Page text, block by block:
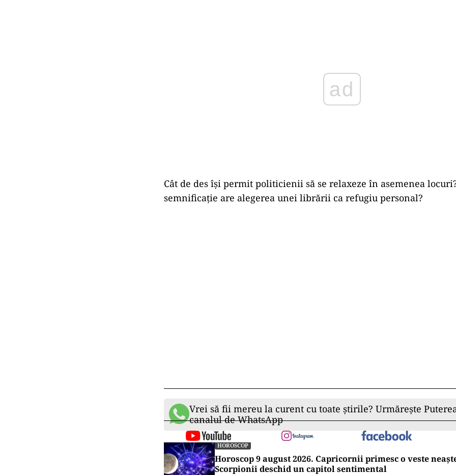
Cât de des își permit politicienii să se relaxeze în asemenea
semnificație are alegerea unei librării ca refugiu personal?
Vrei să fii mereu la curent cu toate știrile? Urmărește
canalul de WhatsApp
HOROSCOP
Horoscop 9 august 2026. Capricornii primesc o veste
Scorpionii deschid un capitol sentimental